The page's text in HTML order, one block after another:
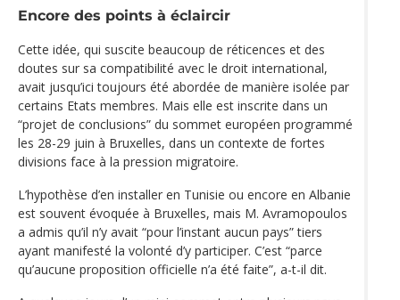
Encore des points à éclaircir
Cette idée, qui suscite beaucoup de réticences et des
doutes sur sa compatibilité avec le droit international,
avait jusqu’ici toujours été abordée de manière isolée par
certains Etats membres. Mais elle est inscrite dans un
“projet de conclusions” du sommet européen programmé
les 28-29 juin à Bruxelles, dans un contexte de fortes
divisions face à la pression migratoire.
L’hypothèse d’en installer en Tunisie ou encore en Albanie
est souvent évoquée à Bruxelles, mais M. Avramopoulos
a admis qu’il n’y avait “pour l’instant aucun pays” tiers
ayant manifesté la volonté d’y participer. C’est “parce
qu’aucune proposition officielle n’a été faite”, a-t-il dit.